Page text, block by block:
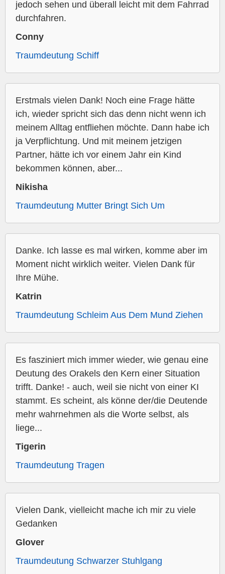
jedoch sehen und überall leicht mit dem Fahrrad
durchfahren.
Conny
Traumdeutung Schiff
Erstmals vielen Dank! Noch eine Frage hätte
ich, wieder spricht sich das denn nicht wenn ich
meinem Alltag entfliehen möchte. Dann habe ich
ja Verpflichtung. Und mit meinem jetzigen
Partner, hätte ich vor einem Jahr ein Kind
bekommen können, aber...
Nikisha
Traumdeutung Mutter Bringt Sich Um
Danke. Ich lasse es mal wirken, komme aber im
Moment nicht wirklich weiter. Vielen Dank für
Ihre Mühe.
Katrin
Traumdeutung Schleim Aus Dem Mund Ziehen
Es fasziniert mich immer wieder, wie genau eine
Deutung des Orakels den Kern einer Situation
trifft. Danke! - auch, weil sie nicht von einer KI
stammt. Es scheint, als könne der/die Deutende
mehr wahrnehmen als die Worte selbst, als
liege...
Tigerin
Traumdeutung Tragen
Vielen Dank, vielleicht mache ich mir zu viele
Gedanken
Glover
Traumdeutung Schwarzer Stuhlgang